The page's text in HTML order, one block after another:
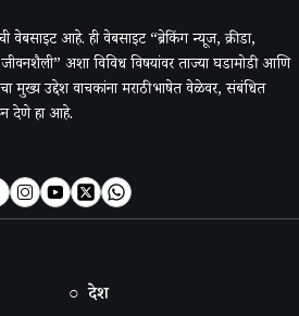
वेबसाइट आहे. ही वेबसाइट “ब्रेकिंग न्यूज, क्रीडा,
अशा विविध विषयांवर ताज्या घडामोडी आणि
मुख्य उद्देश वाचकांना मराठी भाषेत वेळेवर, संबंधित
देणे हा आहे.
○ देश